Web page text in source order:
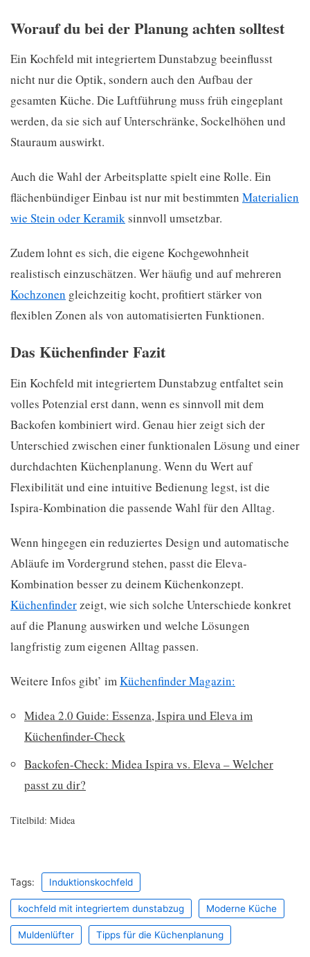
Worauf du bei der Planung achten solltest
Ein Kochfeld mit integriertem Dunstabzug beeinflusst
nicht nur die Optik, sondern auch den Aufbau der
gesamten Küche. Die Luftführung muss früh eingeplant
werden, da sie sich auf Unterschränke, Sockelhöhen und
Stauraum auswirkt.
Auch die Wahl der Arbeitsplatte spielt eine Rolle. Ein
flächenbündiger Einbau ist nur mit bestimmten Materialien
wie Stein oder Keramiksinnvoll umsetzbar.
Zudem lohnt es sich, die eigene Kochgewohnheit
realistisch einzuschätzen. Wer häufig und auf mehreren
Kochzonen gleichzeitig kocht, profitiert stärker von
flexiblen Zonen als von automatisierten Funktionen.
Das Küchenfinder Fazit
Ein Kochfeld mit integriertem Dunstabzug entfaltet sein
volles Potenzial erst dann, wenn es sinnvoll mit dem
Backofen kombiniert wird. Genau hier zeigt sich der
Unterschied zwischen einer funktionalen Lösung und einer
durchdachten Küchenplanung. Wenn du Wert auf
Flexibilität und eine intuitive Bedienung legst, ist die
Ispira-Kombination die passende Wahl für den Alltag.
Wenn hingegen ein reduziertes Design und automatische
Abläufe im Vordergrund stehen, passt die Eleva-
Kombination besser zu deinem Küchenkonzept.
Küchenfinderzeigt, wie sich solche Unterschiede konkret
auf die Planung auswirken und welche Lösungen
langfristig zum eigenen Alltag passen.
Weitere Infos gibt’ imKüchenfinder Magazin:
Midea 2.0 Guide: Essenza, Ispira und Eleva im
Küchenfinder-Check
Backofen-Check: Midea Ispira vs. Eleva – Welcher
passt zu dir?
Titelbild: Midea
Tags: Induktionskochfeld
kochfeld mit integriertem dunstabzug Moderne Küche
Muldenlüfter Tipps für die Küchenplanung